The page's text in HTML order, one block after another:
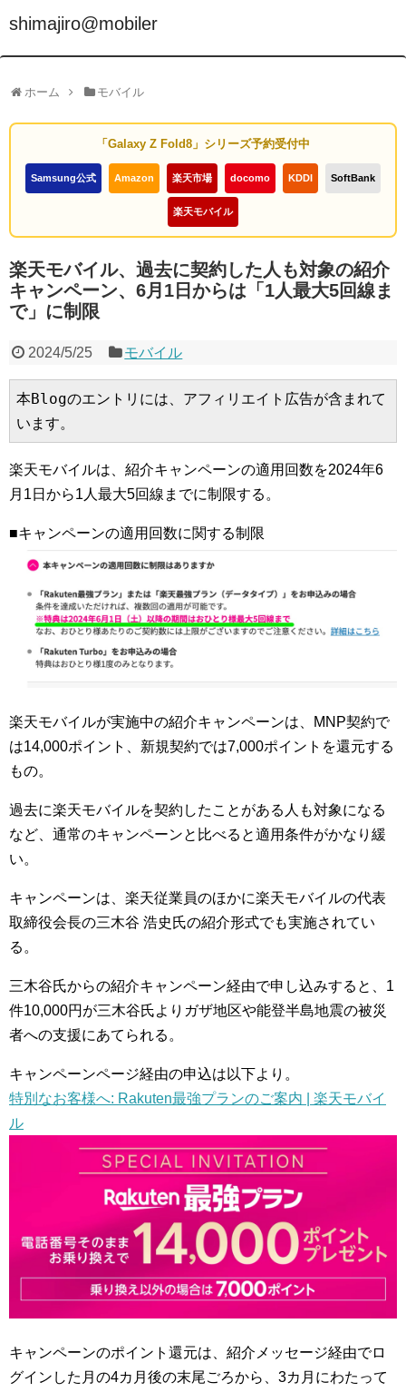
shimajiro@mobiler
ホーム モバイル
「Galaxy Z Fold8」シリーズ予約受付中
Samsung公式 Amazon 楽天市場 docomo KDDI SoftBank
楽天モバイル
楽天モバイル、過去に契約した人も対象の紹介
キャンペーン、6月1日からは「1人最大5回線ま
で」に制限
2024/5/25 モバイル
本Blogのエントリには、アフィリエイト広告が含まれて
います。
楽天モバイルは、紹介キャンペーンの適用回数を2024年6
月1日から1人最大5回線までに制限する。
■キャンペーンの適用回数に関する制限
楽天モバイルが実施中の紹介キャンペーンは、MNP契約で
は14,000ポイント、新規契約では7,000ポイントを還元する
もの。
過去に楽天モバイルを契約したことがある人も対象になる
など、通常のキャンペーンと比べると適用条件がかなり緩
い。
キャンペーンは、楽天従業員のほかに楽天モバイルの代表
取締役会長の三木谷 浩史氏の紹介形式でも実施されてい
る。
三木谷氏からの紹介キャンペーン経由で申し込みすると、1
件10,000円が三木谷氏よりガザ地区や能登半島地震の被災
者への支援にあてられる。
キャンペーンページ経由の申込は以下より。
特別なお客様へ: Rakuten最強プランのご案内 | 楽天モバイ
ル
キャンペーンのポイント還元は、紹介メッセージ経由でロ
グインした月の4カ月後の末尾ごろから、3カ月にわたって